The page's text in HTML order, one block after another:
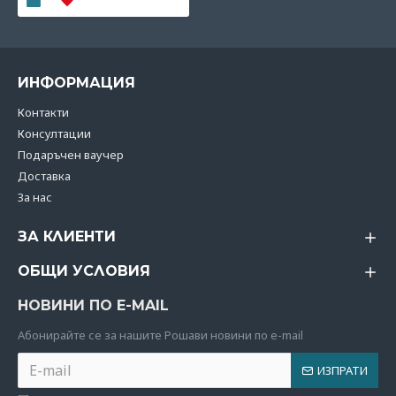
ИНФОРМАЦИЯ
Контакти
Консултации
Подаръчен ваучер
Доставка
За нас
ЗА КЛИЕНТИ
ОБЩИ УСЛОВИЯ
НОВИНИ ПО E-MAIL
Абoнирайте се за нашите Рошави новини по e-mail
ИЗПРАТИ